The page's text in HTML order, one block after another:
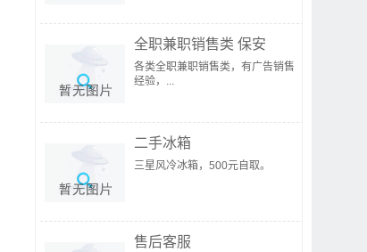
全职兼职销售类 保安
各类全职兼职销售类，有广告销售
经验，...
二手冰箱
三星风冷冰箱，500元自取。
售后客服